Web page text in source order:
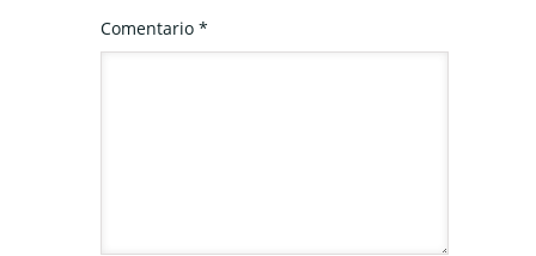
Comentario *